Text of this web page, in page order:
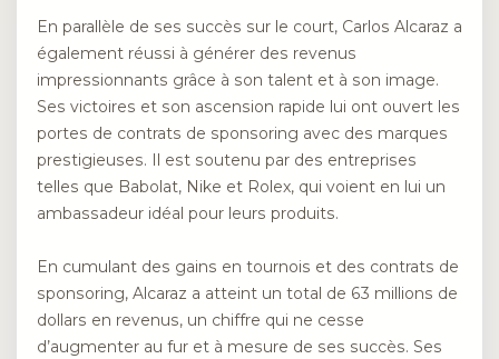
En parallèle de ses succès sur le court, Carlos Alcaraz a
également réussi à générer des revenus
impressionnants grâce à son talent et à son image.
Ses victoires et son ascension rapide lui ont ouvert les
portes de contrats de sponsoring avec des marques
prestigieuses. Il est soutenu par des entreprises
telles que Babolat, Nike et Rolex, qui voient en lui un
ambassadeur idéal pour leurs produits.
En cumulant des gains en tournois et des contrats de
sponsoring, Alcaraz a atteint un total de 63 millions de
dollars en revenus, un chiffre qui ne cesse
d’augmenter au fur et à mesure de ses succès. Ses